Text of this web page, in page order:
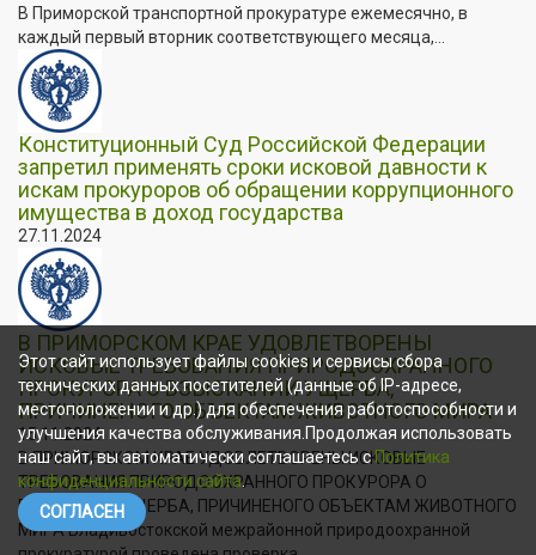
В Приморской транспортной прокуратуре ежемесячно, в
каждый первый вторник соответствующего месяца,...
Конституционный Суд Российской Федерации
запретил применять сроки исковой давности к
искам прокуроров об обращении коррупционного
имущества в доход государства
27.11.2024
В ПРИМОРСКОМ КРАЕ УДОВЛЕТВОРЕНЫ
ИСКОВЫЕ ТРЕБОВАНИЯ ПРИРОДООХРАННОГО
ПРОКУРОРА О ВЗЫСКАНИИ УЩЕРБА,
ПРИЧИНЕНОГО ОБЪЕКТАМ ЖИВОТНОГО МИРА
15.11.2024
В ПРИМОРСКОМ КРАЕ УДОВЛЕТВОРЕНЫ ИСКОВЫЕ
ТРЕБОВАНИЯ ПРИРОДООХРАННОГО ПРОКУРОРА О
ВЗЫСКАНИИ УЩЕРБА, ПРИЧИНЕНОГО ОБЪЕКТАМ ЖИВОТНОГО
МИРА Владивостокской межрайонной природоохранной
Этот сайт использует файлы cookies и сервисы сбора
технических данных посетителей (данные об IP-адресе,
местоположении и др.) для обеспечения работоспособности и
улучшения качества обслуживания.Продолжая использовать
наш сайт, вы автоматически соглашаетесь сПолитика
конфиденциальности сайта.
СОГЛАСЕН